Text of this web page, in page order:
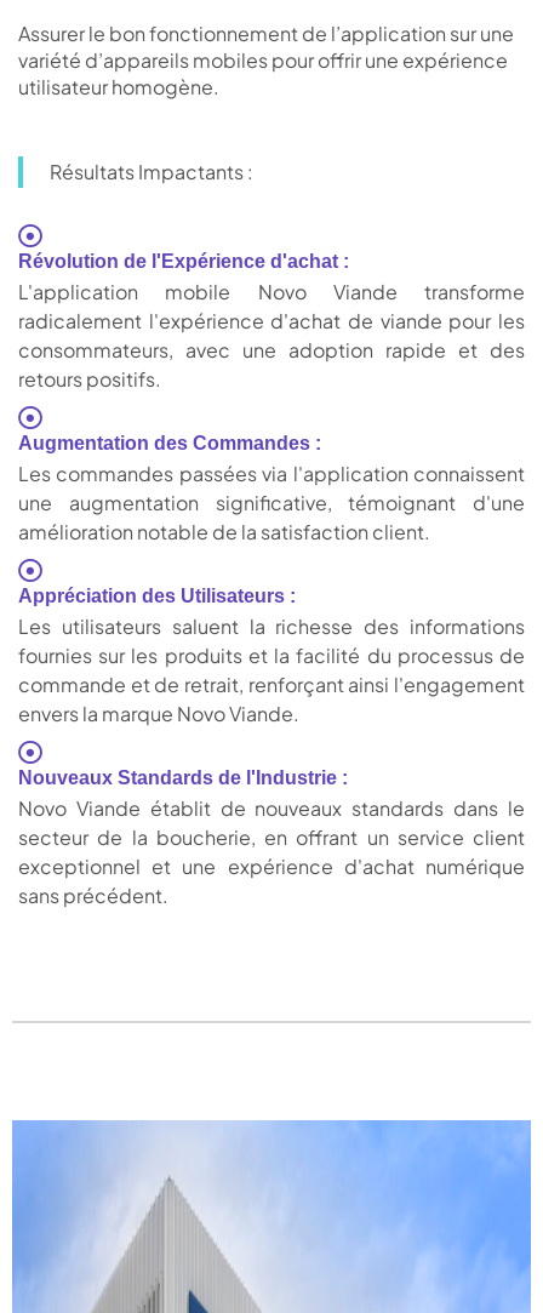
Assurer le bon fonctionnement de l’application sur une
variété d’appareils mobiles pour offrir une expérience
utilisateur homogène.
Résultats Impactants :
Révolution de l'Expérience d'achat :
L'application mobile Novo Viande transforme
radicalement l'expérience d'achat de viande pour les
consommateurs, avec une adoption rapide et des
retours positifs.
Augmentation des Commandes :
Les commandes passées via l'application connaissent
une augmentation significative, témoignant d'une
amélioration notable de la satisfaction client.
Appréciation des Utilisateurs :
Les utilisateurs saluent la richesse des informations
fournies sur les produits et la facilité du processus de
commande et de retrait, renforçant ainsi l'engagement
envers la marque Novo Viande.
Nouveaux Standards de l'Industrie :
Novo Viande établit de nouveaux standards dans le
secteur de la boucherie, en offrant un service client
exceptionnel et une expérience d'achat numérique
sans précédent.